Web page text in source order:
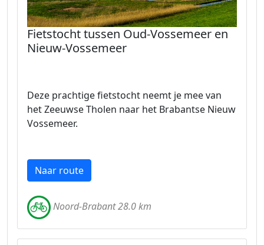
Fietstocht tussen Oud-Vossemeer en
Nieuw-Vossemeer
Deze prachtige fietstocht neemt je mee van
het Zeeuwse Tholen naar het Brabantse Nieuw
Vossemeer.
Naar route
Noord-Brabant 28.0 km